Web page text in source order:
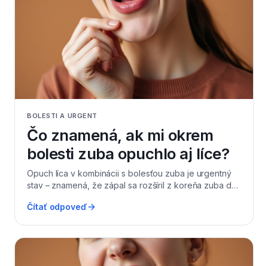
uvažovať skôr o onlayi alebo korunke, aby zub
vydržal dlhodobo.
BOLESTI A URGENT
Čo znamená, ak mi okrem
bolesti zuba opuchlo aj líce?
Opuch líca v kombinácii s bolesťou zuba je urgentný
stav – znamená, že zápal sa rozšíril z koreňa zuba do
stomatologickú pomoc do niekoľkých hodín; ak je
pohotovostnú nemocničnú situáciu a ihneď volajte 155.
Ako prvú pomoc môžete užiť analgetikum a chladiť
Čítať odpoveď